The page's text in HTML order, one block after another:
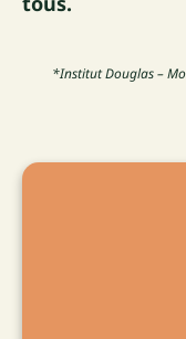
*Institut Douglas –